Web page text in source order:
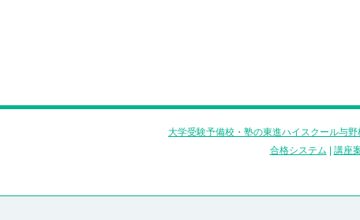
大学受験予備校・塾の東進ハイスクール与野
合格システム
講座